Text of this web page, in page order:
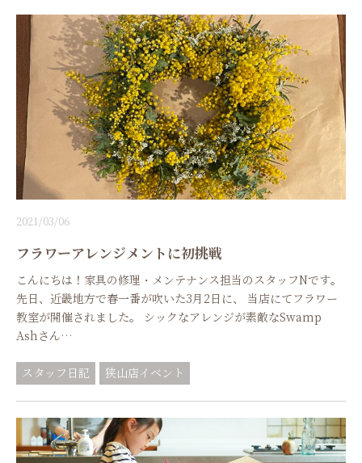
2021/03/06
フラワーアレンジメントに初挑戦
こんにちは！家具の修理・メンテナンス担当のスタッフNです。
先日、近畿地方で春一番が吹いた3月2日に、 当店にてフラワー
教室が開催されました。 シックなアレンジが素敵なSwamp
Ashさん…
スタッフ日記 狭山店イベント